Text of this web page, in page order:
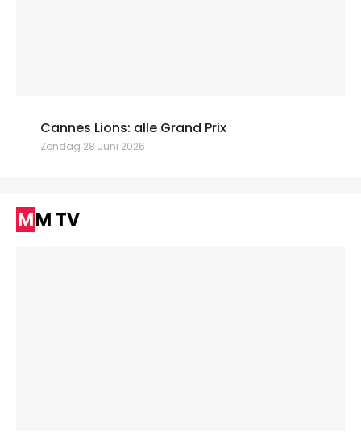
Cannes Lions: alle Grand Prix
Zondag 28 Juni 2026
MM TV